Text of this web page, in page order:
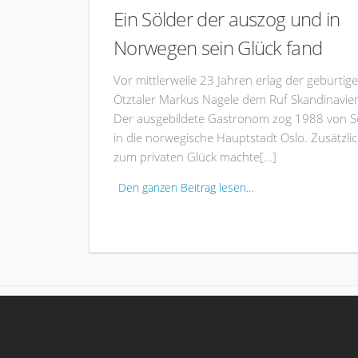
Ein Sölder der auszog und in
Norwegen sein Glück fand
Vor mittlerweile 23 Jahren erlag der gebürtige
Ötztaler Markus Nagele dem Ruf
Der ausgebildete Gastronom zog 1988 von
in die norwegische Hauptstadt Oslo.
zum privaten Glück machte[…]
Den ganzen Beitrag lesen...